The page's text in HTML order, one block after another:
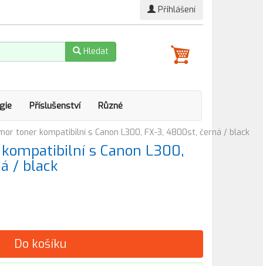
Přihlášení
Hledat
Příslušenství Různé
toner kompatibilní s Canon L300, FX-3, 4800st, černá / black
s Canon L300,
/ black
Do košíku